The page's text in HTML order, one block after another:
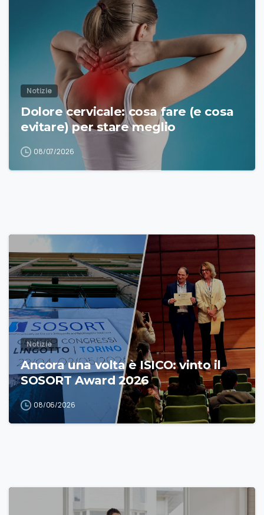
Notizie
Dolore cervicale: cosa fare (e cosa
evitare) per stare meglio
08/07/2026
Notizie
Ancora una volta è ISICO: vinto il
SOSORT Award 2026
08/06/2026